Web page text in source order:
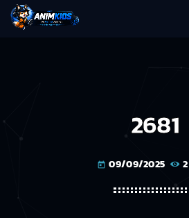
2681
today 09/09/2025 2